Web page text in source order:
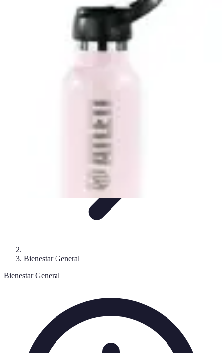
Alimentación y Bienestar Nutrición
Planificación de Bienestar
Bienestar General
Bienestar General